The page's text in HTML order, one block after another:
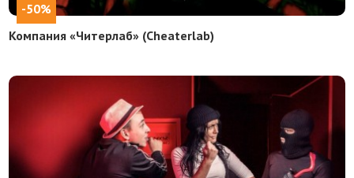
-50%
Компания «Читерлаб» (Cheaterlab)